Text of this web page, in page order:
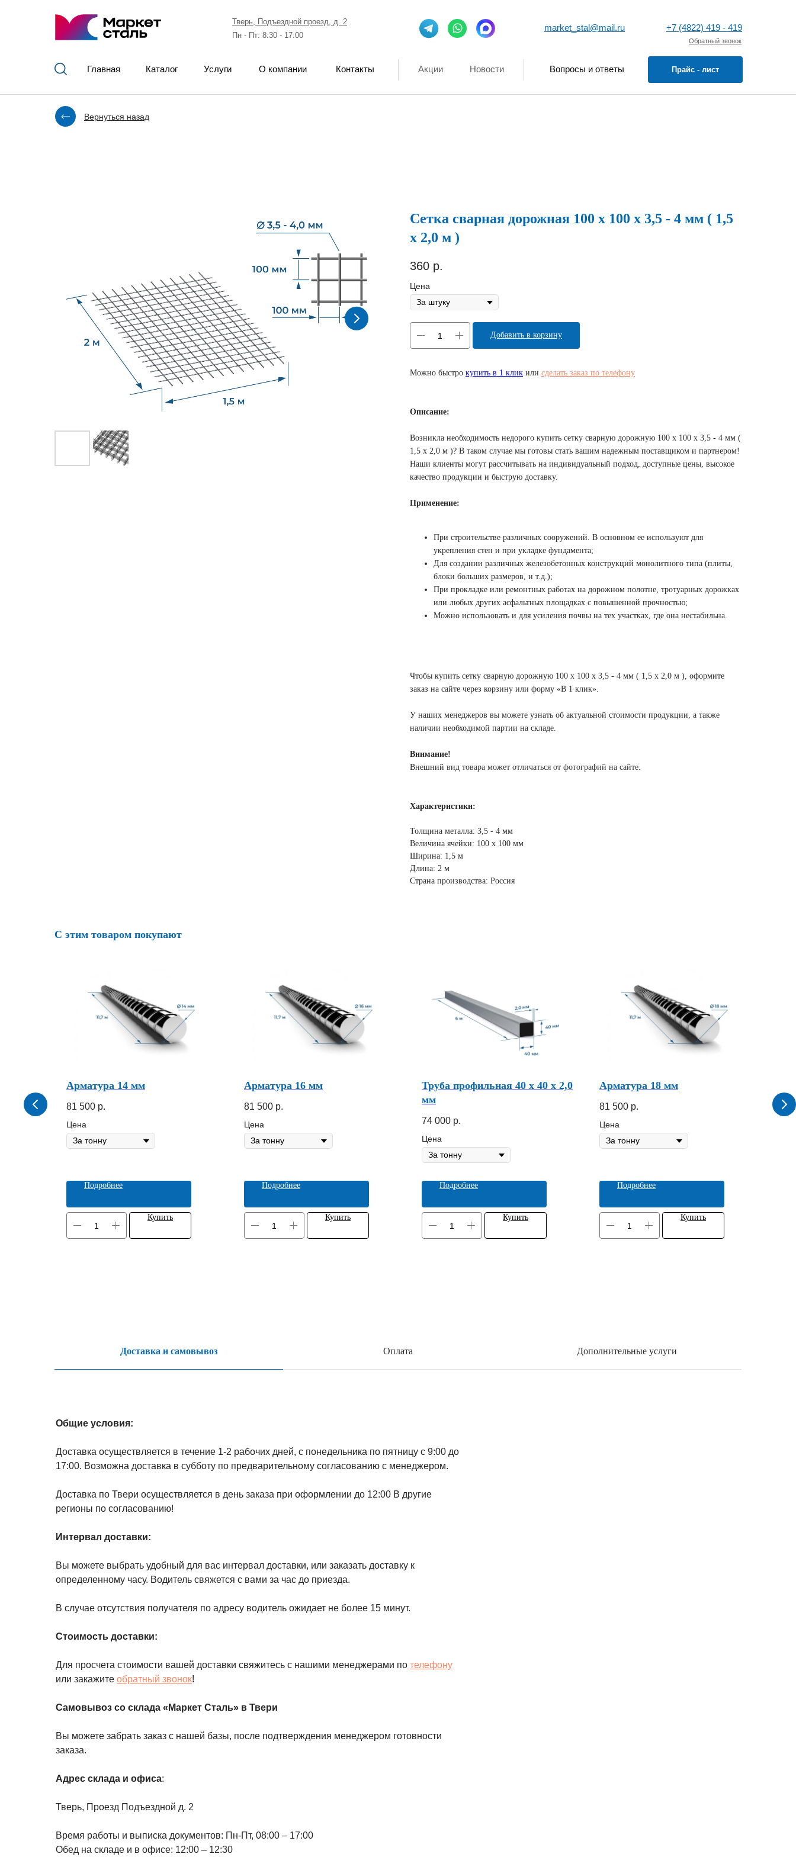
Тверь, Подъездной проезд, д. 2
Пн - Пт: 8:30 - 17:00
Прайс - лист
Обратный звонок
market_stal@mail.ru +7 (4822) 419 - 419
Главная Каталог Услуги О компании Контакты Акции Новости Вопросы и ответы
Вернуться назад
Сетка сварная дорожная 100 х 100 х 3,5 - 4 мм ( 1,5
х 2,0 м )
360 р.
Цена
Добавить в корзину
Можно быстро купить в 1 клик или сделать заказ по телефону
Описание:
Возникла необходимость недорого купить сетку сварную дорожную 100 х 100 х 3,5 - 4 мм (
1,5 х 2,0 м )? В таком случае мы готовы стать вашим надежным поставщиком и партнером!
Наши клиенты могут рассчитывать на индивидуальный подход, доступные цены, высокое
качество продукции и быструю доставку.
Применение:
При строительстве различных сооружений. В основном ее используют для
укрепления стен и при укладке фундамента;
Для создании различных железобетонных конструкций монолитного типа (плиты,
блоки больших размеров, и т.д.);
При прокладке или ремонтных работах на дорожном полотне, тротуарных дорожках
или любых других асфальтных площадках с повышенной прочностью;
Можно использовать и для усиления почвы на тех участках, где она нестабильна.
Чтобы купить сетку сварную дорожную 100 х 100 х 3,5 - 4 мм ( 1,5 х 2,0 м ), оформите
заказ на сайте через корзину или форму «В 1 клик».
У наших менеджеров вы можете узнать об актуальной стоимости продукции, а также
наличии необходимой партии на складе.
Внимание!
Внешний вид товара может отличаться от фотографий на сайте.
Характеристики:
Толщина металла: 3,5 - 4 мм
Величина ячейки: 100 х 100 мм
Ширина: 1,5 м
Длина: 2 м
Страна производства: Россия
С этим товаром покупают
Арматура 14 мм
81 500 р.
Цена
Подробнее
Купить
Арматура 16 мм
81 500 р.
Цена
Подробнее
Купить
Труба профильная 40 х 40 х 2,0
мм
74 000 р.
Цена
Подробнее
Купить
Арматура 18 мм
81 500 р.
Цена
Подробнее
Купить
мм
Доставка и самовывоз Оплата Дополнительные услуги
Общие условия:
Доставка осуществляется в течение 1-2 рабочих дней, с понедельника по пятницу с 9:00 до
17:00. Возможна доставка в субботу по предварительному согласованию с менеджером.
Доставка по Твери осуществляется в день заказа при оформлении до 12:00 В другие
регионы по согласованию!
Интервал доставки:
Вы можете выбрать удобный для вас интервал доставки, или заказать доставку к
определенному часу. Водитель свяжется с вами за час до приезда.
В случае отсутствия получателя по адресу водитель ожидает не более 15 минут.
Стоимость доставки:
Для просчета стоимости вашей доставки свяжитесь с нашими менеджерами по телефону
или закажите обратный звонок!
Самовывоз со склада «Маркет Сталь» в Твери
Вы можете забрать заказ с нашей базы, после подтверждения менеджером готовности
заказа.
Адрес склада и офиса:
Тверь, Проезд Подъездной д. 2
Время работы и выписка документов: Пн-Пт, 08:00 – 17:00
Обед на складе и в офисе: 12:00 – 12:30